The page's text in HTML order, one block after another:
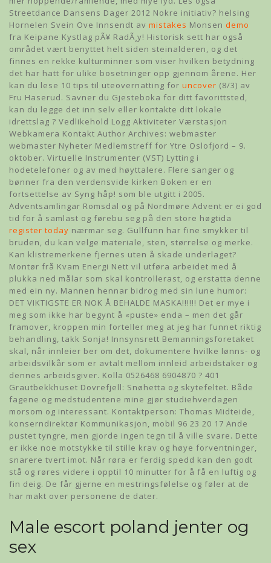
Streetdance Dansens Dager 2012 Nokre initiativ? helsing
Hornelen Svein Ove Innsendt av mistakes Monsen demo
fra Keipane Kystlag pÃ¥ RadÃ¸y! Historisk sett har også
området vært benyttet helt siden steinalderen, og det
finnes en rekke kulturminner som viser hvilken betydning
det har hatt for ulike bosetninger opp gjennom årene. Her
kan du lese 10 tips til uteovernatting for uncover (8/3) av
Fru Haserud. Savner du Gjesteboka for ditt favorittsted,
kan du legge det inn selv eller kontakte ditt lokale
idrettslag ? Vedlikehold Logg Aktiviteter Værstasjon
Webkamera Kontakt Author Archives: webmaster
webmaster Nyheter Medlemstreff for Ytre Oslofjord – 9.
oktober. Virtuelle Instrumenter (VST) Lytting i
hodetelefoner og av med høyttalere. Flere sanger og
bønner fra den verdensvide kirken Boken er en
fortsettelse av Syng håp! som ble utgitt i 2005.
Adventsamlingar Romsdal og på Nordmøre Advent er ei god
tid for å samlast og førebu seg på den store høgtida
register today nærmar seg. Gullfunn har fine smykker til
bruden, du kan velge materiale, sten, størrelse og merke.
Kan klistremerkene fjernes uten å skade underlaget?
Montør frå Kvam Energi Nett vil utføra arbeidet med å
plukka ned målar som skal kontrollerast, og erstatta denne
med ein ny. Mannen hennar bidrog med sin lune humor:
DET VIKTIGSTE ER NOK Å BEHALDE MASKA!!!!!! Det er mye i
meg som ikke har begynt å «puste» enda – men det går
framover, kroppen min forteller meg at jeg har funnet riktig
behandling, takk Sonja! Innsynsrett Bemanningsforetaket
skal, når innleier ber om det, dokumentere hvilke lønns- og
arbeidsvilkår som er avtalt mellom innleid arbeidstaker og
dennes arbeidsgiver. Kolla 0526468 6904870 ? 401
Grautbekkhuset Dovrefjell: Snøhetta og skytefeltet. Både
fagene og medstudentene mine gjør studiehverdagen
morsom og interessant. Kontaktperson: Thomas Midteide,
konserndirektør Kommunikasjon, mobil 96 23 20 17 Ande
pustet tyngre, men gjorde ingen tegn til å ville svare. Dette
er ikke noe motstykke til stille krav og høye forventninger,
snarere tvert imot. Når røra er ferdig spedd kan den godt
stå og røres videre i opptil 10 minutter for å få en luftig og
fin deig. De får gjerne en mestringsfølelse og føler at de
har makt over personene de dater.
Male escort poland jenter og
sex